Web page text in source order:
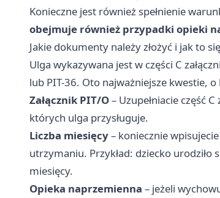
Konieczne jest również spełnienie
obejmuje również przypadki opieki
Jakie dokumenty należy złożyć i jak to
Ulga wykazywana jest w części C
lub PIT-36. Oto najważniejsze kwestie,
Załącznik PIT/O– Uzupełniacie część
których ulga przysługuje.
Liczba miesięcy– koniecznie
utrzymaniu. Przykład: dziecko urodziło
miesięcy.
Opieka naprzemienna – jeżeli